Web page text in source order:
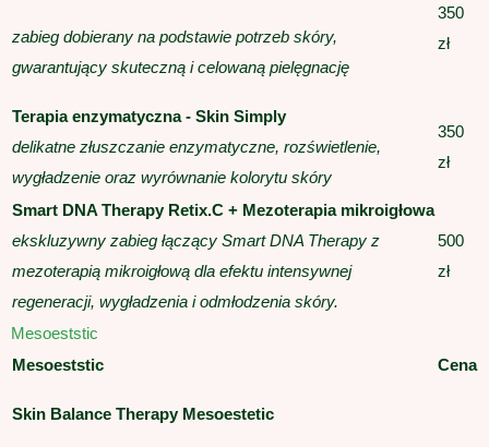
zabieg dobierany na podstawie potrzeb skóry,
gwarantujący skuteczną i celowaną pielęgnację
350
zł
Terapia enzymatyczna - Skin Simply
delikatne złuszczanie enzymatyczne, rozświetlenie,
wygładzenie oraz wyrównanie kolorytu skóry
350
zł
Smart DNA Therapy Retix.C + Mezoterapia mikroigłowa
ekskluzywny zabieg łączący Smart DNA Therapy z
mezoterapią mikroigłową dla efektu intensywnej
regeneracji, wygładzenia i odmłodzenia skóry.
500
zł
Mesoeststic
Mesoeststic
Cena
Skin Balance Therapy Mesoestetic